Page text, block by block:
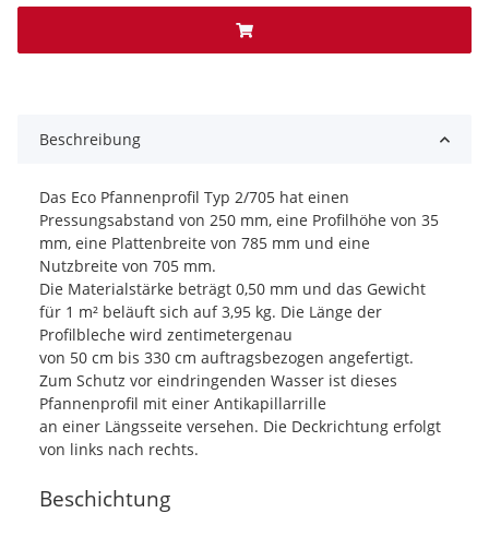
Beschreibung
Das Eco Pfannenprofil Typ 2/705 hat einen
Pressungsabstand von 250 mm, eine Profilhöhe von 35
mm, eine Plattenbreite von 785 mm und eine
Nutzbreite von 705 mm.
Die Materialstärke beträgt 0,50 mm und das Gewicht
für 1 m² beläuft sich auf 3,95 kg. Die Länge der
Profilbleche wird zentimetergenau
von 50 cm bis 330 cm auftragsbezogen angefertigt.
Zum Schutz vor eindringenden Wasser ist dieses
Pfannenprofil mit einer Antikapillarrille
an einer Längsseite versehen. Die Deckrichtung erfolgt
von links nach rechts.
Beschichtung